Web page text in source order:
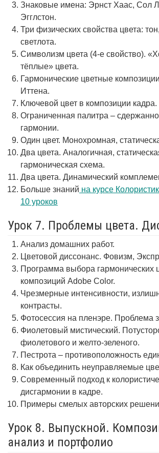
Знаковые имена: Эрнст Хаас, Сол
Эгглстон.
Три физических свойства цвета:
светлота.
Символизм цвета (4-е свойство).
тёплые» цвета.
Гармонические цветные
Иттена.
Ключевой цвет в композиции кадра.
Ограниченная палитра –
гармонии.
Один цвет. Монохромная,
Два цвета. Аналогичная,
гармоническая схема.
Два цвета. Динамический
Больше знаний на курсе
10 уроков
Урок 7. Проблемы цвета.
Анализ домашних работ.
Цветовой диссонанс. Фовизм,
Программа выбора гармонических
композиций Adobe Color.
Чрезмерные интенсивности,
контрасты.
Фотосессия на пленэре. Проблема
Фиолетовый мистический.
фиолетового и желто-зеленого.
Пестрота – противоположность
Как объединить неуправляемые
Современный подход к
дисгармонии в кадре.
Примеры смелых авторских
Урок 8. Выпускной.
анализ и портфолио